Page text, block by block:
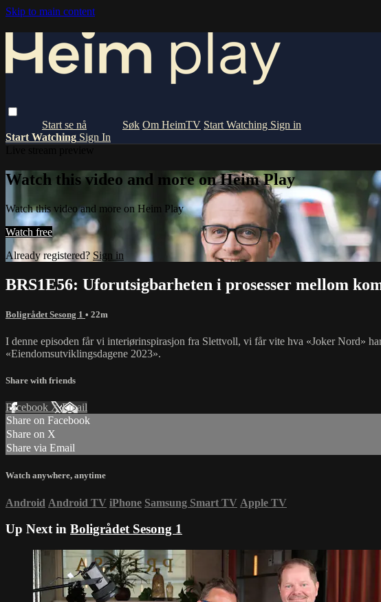
Skip to main content
Om HeimTV Start Watching Sign in
Start Watching Sign In
Watch this video and more on Heim Play
Watch this video and more on Heim Play
Watch free
Already registered? Sign in
BRS1E56: Uforutsigbarheten i prosesser mellom
Boligrådet Sesong 1 • 22m
I denne episoden får vi interiørinspirasjon fra Slettvoll, vi får vite hva «Joker Nord»
«Eiendomsutviklingsdagene 2023».
Share with friends
Facebook XEmail
Share on Facebook
Share on X
Share via Email
Watch anywhere, anytime
Android Android TV iPhone Samsung Smart TV Apple TV
Up Next in Boligrådet Sesong 1